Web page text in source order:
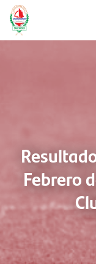
Saltar
al
contenido
Febrero